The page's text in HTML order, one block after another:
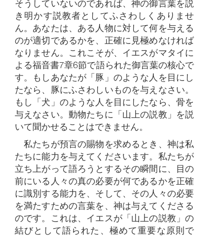
そうしていないのであれば、神の御言葉を説
き明かす説教者としてふさわしくありませ
ん。あなたは、ある人物に対して何を与える
のが適切であるかを、正確に見極めなければ
なりません。これこそが、イエスがマタイに
よる福音書7章6節で語られた御言葉の核心で
す。もしあなたが「豚」のような人を目にし
たなら、豚にふさわしいものを与えなさい。
もし「犬」のような人を目にしたなら、骨を
与えなさい。動物たちに「山上の説教」を説
いて聞かせることはできません。
私たちが預言の賜物を求めるとき、神は私
たちに能力を与えてくださいます。私たちが
立ち上がって語ろうとするその瞬間に、目の
前にいる人々の真の必要が何であるかを正確
に識別する能力を、そして、その人々の必要
を満たすための言葉を、神は与えてくださる
のです。これは、イエスが「山上の説教」の
結びとして語られた、極めて重要な原則で